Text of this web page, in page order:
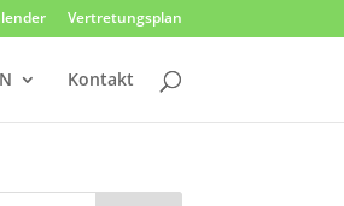
Vertretungsplan
Kontakt